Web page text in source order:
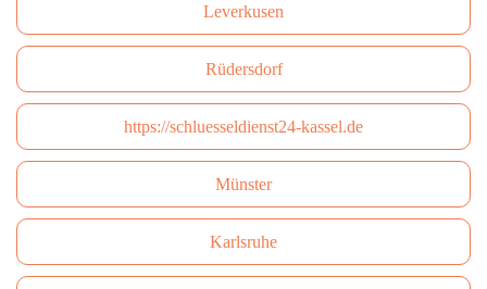
Leverkusen
Rüdersdorf
https://schluesseldienst24-kassel.de
Münster
Karlsruhe